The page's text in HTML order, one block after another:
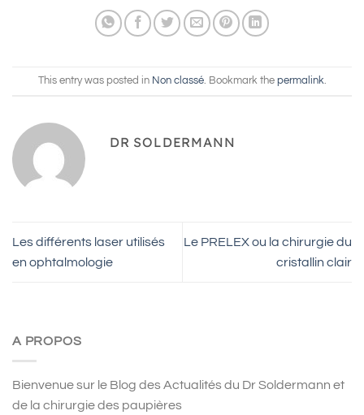
This entry was posted in Non classé. Bookmark the permalink.
DR SOLDERMANN
Les différents laser utilisés
en ophtalmologie
Le PRELEX ou la chirurgie du
cristallin clair
A PROPOS
Bienvenue sur le Blog des Actualités du Dr Soldermann et
de la chirurgie des paupières